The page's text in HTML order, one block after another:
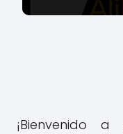
¡Bienvenido a